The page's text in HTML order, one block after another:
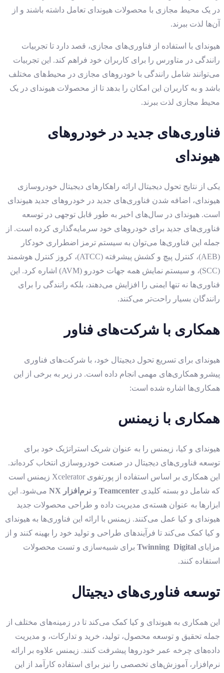
در یک محیط مجازی با محصولات هیوندای تعامل داشته باشند و از
آن‌ها لذت ببرند.
هیوندای با استفاده از فناوری‌های مجازی، قصد دارد تا تجربیات
رانندگی در متاورس را برای کاربران خود فراهم کند. این تجربیات
می‌توانند شامل رانندگی با خودروهای مجازی در محیط‌های مختلف
باشد و به کاربران این امکان را بدهد تا از محصولات هیوندای در یک
محیط مجازی لذت ببرند.
فناوری‌های جدید در خودروهای
هیوندای
یکی از نتایج تحول دیجیتال ارائه راهکارهای دیجیتال خودروسازی
هیوندای، اضافه شدن فناوری‌های جدید در خودروهای جدید هیوندای
است. هیوندای در سال‌های اخیر به طور قابل توجهی در توسعه
فناوری‌های جدید برای خودروهای خود سرمایه‌گذاری کرده است. از
جمله این فناوری‌ها می‌توان به سیستم ترمز اضطراری خودکار
(AEB)، کنترل پیچ و کشش پیشرفته (ATCC)، کروز کنترل هوشمند
(SCC)، و سیستم نمایش همه جهات خودرو (AVM) اشاره کرد. این
فناوری‌ها نه تنها ایمنی را افزایش می‌دهند، بلکه رانندگی را برای
رانندگان بسیار راحت‌تر می‌کنند.
همکاری با شرکت‌های فناور
هیوندای برای تسریع تحول دیجیتال خود، با شرکت‌های فناوری
پیشرو همکاری‌های مهمی انجام داده است. در زیر به برخی از این
همکاری‌ها اشاره شده است:
همکاری با زیمنس
هیوندای و کیا، زیمنس را به عنوان شریک استراتژیک خود برای
توسعه فناوری‌های دیجیتال در صنعت خودروسازی انتخاب کرده‌اند.
این همکاری بر اساس استفاده از پورتفوی Xcelerator زیمنس است
که شامل دو بسته کلیدی Teamcenter و نرم‌افزار
می‌شود. این
ابزارها به عنوان هسته‌ی مدیریت داده و طراحی محصولات جدید
هیوندای و کیا عمل می‌کنند. زیمنس با ارائه این فناوری‌ها به هیوندای
و کیا کمک می‌کند تا فرآیندهای طراحی و تولید خود را بهینه کنند و از
مزایای
Twinning Digital
برای شبیه‌سازی و تست محصولات
استفاده کنند.
توسعه فناوری‌های دیجیتال
این همکاری به هیوندای و کیا کمک می‌کند تا در زمینه‌های مختلف از
جمله تحقیق و توسعه محصول، تولید، خرید و تدارکات، و مدیریت
داده‌های چرخه عمر خودروها پیشرفت کنند. زیمنس علاوه بر ارائه
نرم‌افزار، آموزش‌های تخصصی را نیز برای استفاده کارآمد از این